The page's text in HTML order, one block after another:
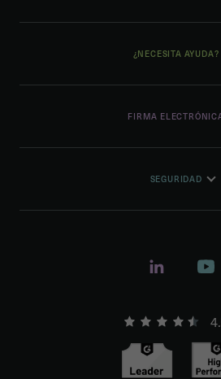
¿NECESITA AYUDA?
FIRMA
SEGURIDAD